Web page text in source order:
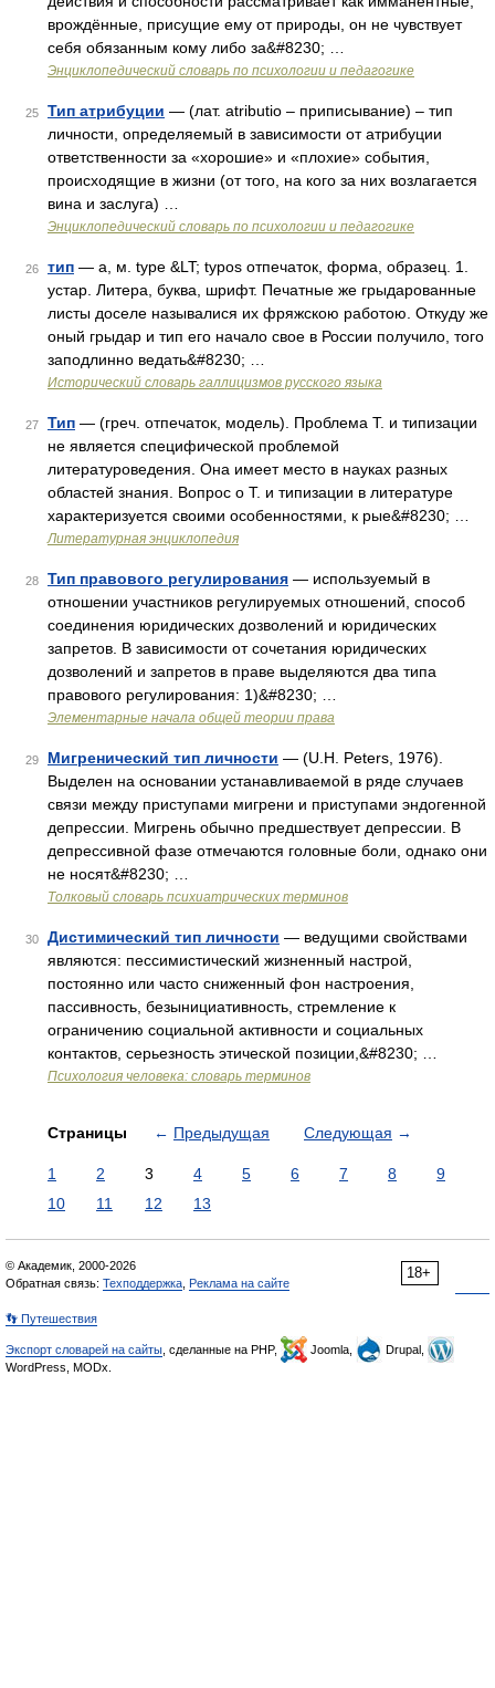
врождённые, присущие ему от природы, он не чувствует
себя обязанным кому либо за&#8230; …
Энциклопедический словарь по психологии и педагогике
25 Тип атрибуции — (лат. atributio – приписывание) – тип
личности, определяемый в зависимости от атрибуции
ответственности за «хорошие» и «плохие» события,
происходящие в жизни (от того, на кого за них возлагается
вина и заслуга) …
Энциклопедический словарь по психологии и педагогике
26 тип — а, м. type &LT; typos отпечаток, форма, образец. 1.
устар. Литера, буква, шрифт. Печатные же грыдарованные
листы доселе называлися их фряжскою работою. Откуду же
оный грыдар и тип его начало свое в России получило, того
заподлинно ведать&#8230; …
Исторический словарь галлицизмов русского языка
27 Тип — (греч. отпечаток, модель). Проблема Т. и типизации
не является специфической проблемой
литературоведения. Она имеет место в науках разных
областей знания. Вопрос о Т. и типизации в литературе
характеризуется своими особенностями, к рые&#8230; …
Литературная энциклопедия
28 Тип правового регулирования — используемый в
отношении участников регулируемых отношений, способ
соединения юридических дозволений и юридических
запретов. В зависимости от сочетания юридических
дозволений и запретов в праве выделяются два типа
правового регулирования: 1)&#8230; …
Элементарные начала общей теории права
29 Мигренический тип личности — (U.H. Peters, 1976).
Выделен на основании устанавливаемой в ряде случаев
связи между приступами мигрени и приступами эндогенной
депрессии. Мигрень обычно предшествует депрессии. В
депрессивной фазе отмечаются головные боли, однако они
не носят&#8230; …
Толковый словарь психиатрических терминов
30 Дистимический тип личности — ведущими свойствами
являются: пессимистический жизненный настрой,
постоянно или часто сниженный фон настроения,
пассивность, безынициативность, стремление к
ограничению социальной активности и социальных
контактов, серьезность этической позиции,&#8230; …
Психология человека: словарь терминов
Страницы ← Предыдущая Следующая →
1 2 3 4 5 6 7 8
9
10
11 12 13
18+
© Академик, 2000-2026
Обратная связь: Техподдержка Реклама на сайте
👣 Путешествия
Экспорт словарей на сайты , сделанные на PHP, Joomla,
Drupal,
WordPress, MODx.